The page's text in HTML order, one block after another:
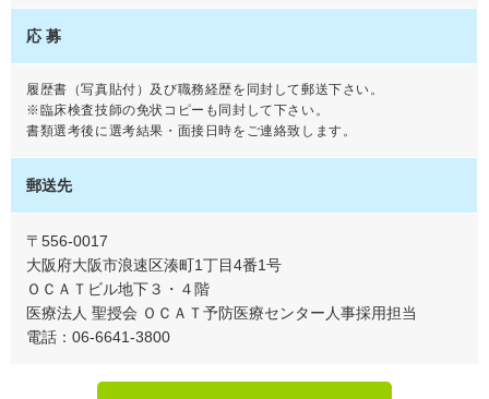
応 募
履歴書（写真貼付）及び職務経歴を同封して郵送下さい。
※臨床検査技師の免状コピーも同封して下さい。
書類選考後に選考結果・面接日時をご連絡致します。
郵送先
〒556-0017
大阪府大阪市浪速区湊町1丁目4番1号
ＯＣＡＴビル地下３・４階
医療法人 聖授会 ＯＣＡＴ予防医療センター人事採用担当
電話：06-6641-3800